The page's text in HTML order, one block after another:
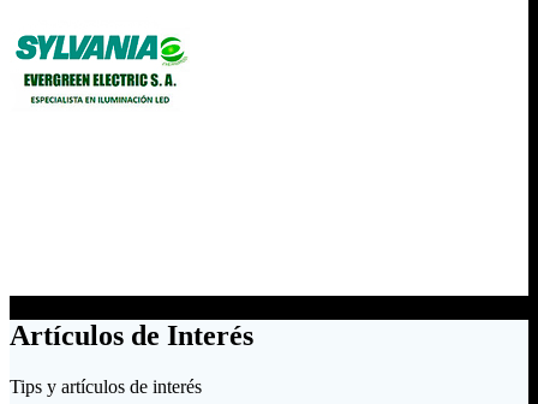
Artículos de Interés
Tips y artículos de interés